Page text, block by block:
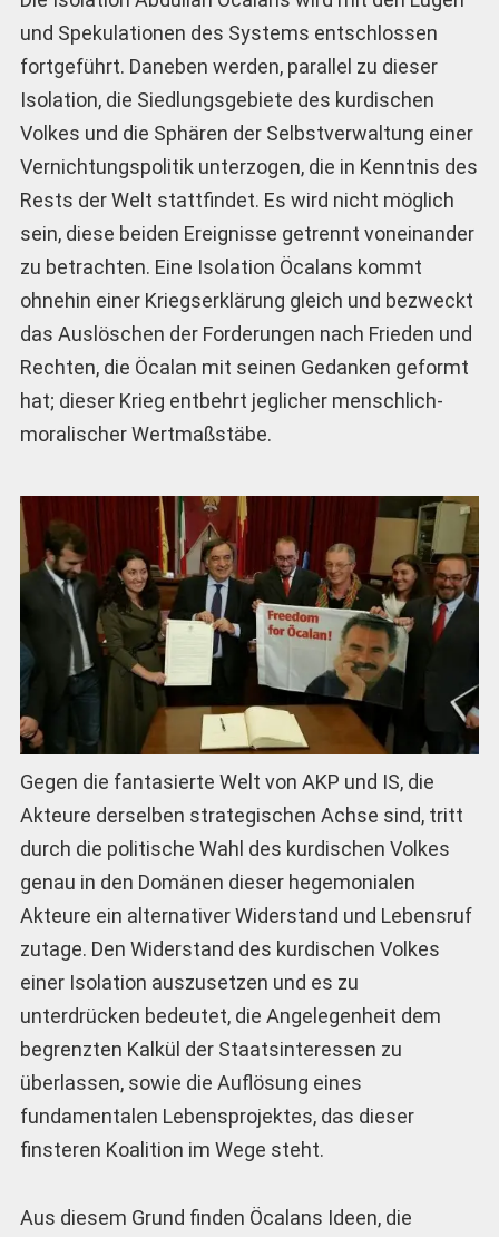
und Spekulationen des Systems entschlossen
fortgeführt. Daneben werden, parallel zu dieser
Isolation, die Siedlungsgebiete des kurdischen
Volkes und die Sphären der Selbstverwaltung einer
Vernichtungspolitik unterzogen, die in Kenntnis des
Rests der Welt stattfindet. Es wird nicht möglich
sein, diese beiden Ereignisse getrennt voneinander
zu betrachten. Eine Isolation Öcalans kommt
ohnehin einer Kriegserklärung gleich und bezweckt
das Auslöschen der Forderungen nach Frieden und
Rechten, die Öcalan mit seinen Gedanken geformt
hat; dieser Krieg entbehrt jeglicher menschlich-
moralischer Wertmaßstäbe.
Gegen die fantasierte Welt von AKP und IS, die
Akteure derselben strategischen Achse sind, tritt
durch die politische Wahl des kurdischen Volkes
genau in den Domänen dieser hegemonialen
Akteure ein alternativer Widerstand und Lebensruf
zutage. Den Widerstand des kurdischen Volkes
einer Isolation auszusetzen und es zu
unterdrücken bedeutet, die Angelegenheit dem
begrenzten Kalkül der Staatsinteressen zu
überlassen, sowie die Auflösung eines
fundamentalen Lebensprojektes, das dieser
finsteren Koalition im Wege steht.
Aus diesem Grund finden Öcalans Ideen, die